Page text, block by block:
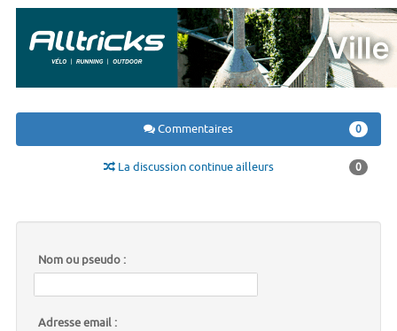
Commentaires 0
La discussion continue ailleurs 0
Nom ou pseudo :
Adresse email :